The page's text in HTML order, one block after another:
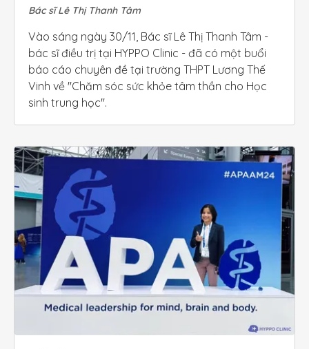
Bác sĩ Lê Thị Thanh Tâm
Vào sáng ngày 30/11, Bác sĩ Lê Thị Thanh Tâm -
bác sĩ điều trị tại HYPPO Clinic - đã có một buổi
báo cáo chuyên đề tại trường THPT Lương Thế
Vinh về ''Chăm sóc sức khỏe tâm thần cho Học
sinh trung học''.